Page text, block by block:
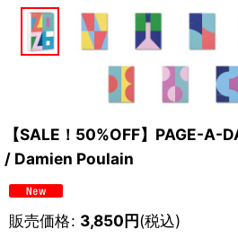
【SALE！50%OFF】PAGE-A-
/ Damien Poulain
販売価格: 3,850円(税込)